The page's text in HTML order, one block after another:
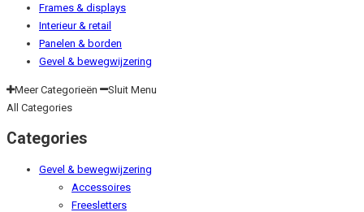
Frames & displays
Interieur & retail
Panelen & borden
Gevel & bewegwijzering
Meer Categorieën
Sluit Menu
All Categories
Categories
Gevel & bewegwijzering
Accessoires
Freesletters